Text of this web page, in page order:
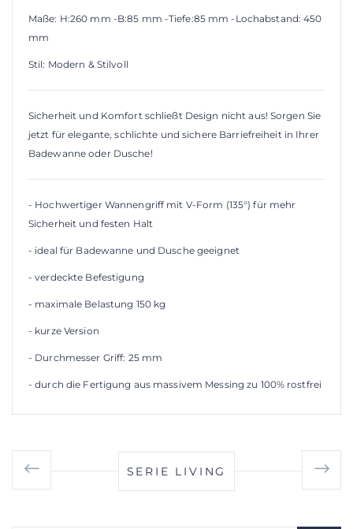
Maße: H:260 mm -B:85 mm -Tiefe:85 mm -Lochabstand: 450
mm
Stil: Modern & Stilvoll
Sicherheit und Komfort schließt Design nicht aus! Sorgen Sie
jetzt für elegante, schlichte und sichere Barriefreiheit in Ihrer
Badewanne oder Dusche!
- Hochwertiger Wannengriff mit V-Form (135°) für mehr
Sicherheit und festen Halt
- ideal für Badewanne und Dusche geeignet
- verdeckte Befestigung
- maximale Belastung 150 kg
- kurze Version
- Durchmesser Griff: 25 mm
- durch die Fertigung aus massivem Messing zu 100% rostfrei
SERIE LIVING